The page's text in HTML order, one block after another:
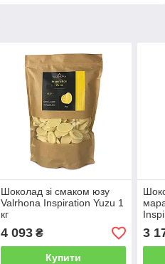
Шоколад зі смаком юзу
Valrhona Inspiration Yuzu 1
кг
4 093₴
Купити
3